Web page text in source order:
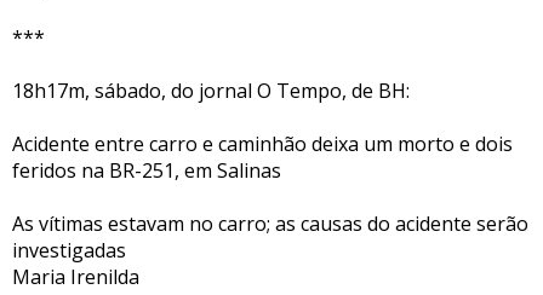
***
18h17m, sábado, do jornal O Tempo, de BH:
Acidente entre carro e caminhão deixa um morto e dois
feridos na BR-251, em Salinas
As vítimas estavam no carro; as causas do acidente serão
investigadas
Maria Irenilda